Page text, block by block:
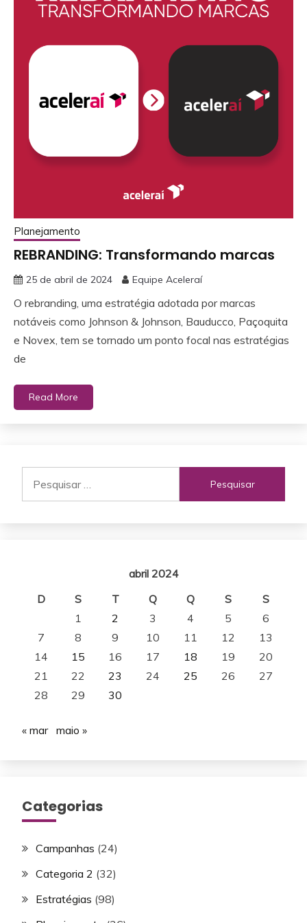
Planejamento
REBRANDING: Transformando marcas
25 de abril de 2024 Equipe Aceleraí
O rebranding, uma estratégia adotada por marcas
notáveis como Johnson & Johnson, Bauducco, Paçoquita
e Novex, tem se tornado um ponto focal nas estratégias
de
Read More
por:
abril 2024
D
S T Q Q S
S
1
2 3 4 5
6
7
8 9 10 11 12
13
14
15 16 17 18 19
20
21
22 23 24 25 26
27
28
29 30
« mar maio »
Categorias
Campanhas (24)
Categoria 2 (32)
Estratégias (98)